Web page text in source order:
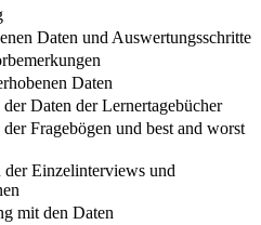
Daten und Auswertungsschritte
Daten
Daten der Lernertagebücher
Fragebögen und best and worst
Einzelinterviews und